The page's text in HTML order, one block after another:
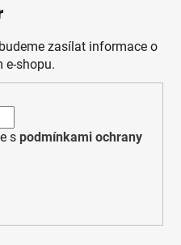
zasílat informace o
e-shopu.
s podmínkami ochrany